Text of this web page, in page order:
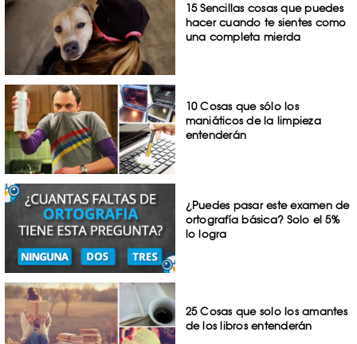
15 Sencillas cosas que puedes
hacer cuando te sientes como
una completa mierda
10 Cosas que sólo los
maniáticos de la limpieza
entenderán
¿Puedes pasar este examen de
ortografía básica? Solo el 5%
lo logra
25 Cosas que solo los amantes
de los libros entenderán